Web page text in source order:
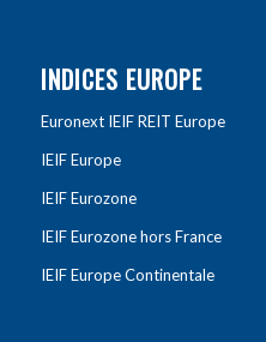
INDICES EUROPE
Euronext IEIF REIT Europe
IEIF Europe
IEIF Eurozone
IEIF Eurozone hors France
IEIF Europe Continentale